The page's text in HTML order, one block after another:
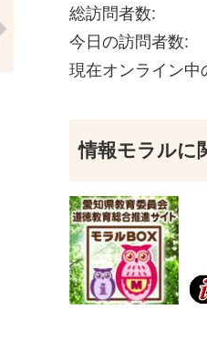
総訪問者数:
今日の訪問者数:
現在オンライン中
情報モラルに